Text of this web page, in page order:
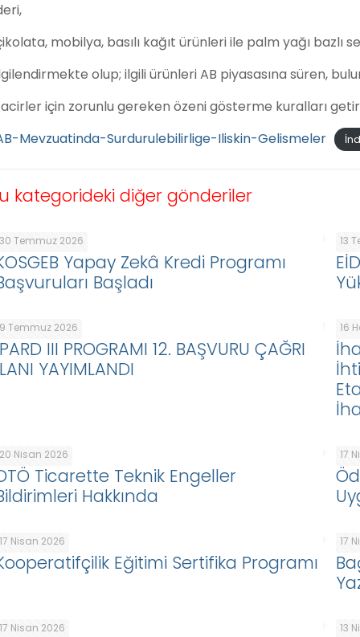
mobilya, basılı kağıt ürünleri ile palm yağı bazlı
olup; ilgili ürünleri AB piyasasına süren,
için zorunlu gereken özeni gösterme kuralları
Mevzuatinda-Surdurulebilirlige-Iliskin-Gelismeler
kategorideki diğer gönderiler
30 Temmuz 2026
Yapay Zekâ Kredi Programı
Başladı
13
9 Temmuz 2026
III PROGRAMI 12. BAŞVURU ÇAĞRI
YAYIMLANDI
16
20 Nisan 2026
Ticarette Teknik Engeller
Hakkında
17
17 Nisan 2026
Eğitimi Sertifika Programı
17
17 Nisan 2026 13